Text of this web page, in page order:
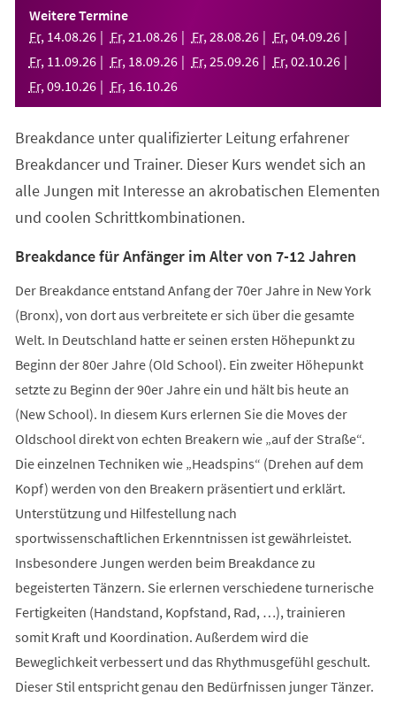
einem
neuen
Tab)
Weitere Termine
Fr, 14.08.26 Fr, 21 .08.26 Fr, 28.08.26 Fr, 04.09.26
Fr, 11 .09.26 Fr, 18.09.26 Fr, 25.09.26 Fr, 02.10.26
Fr, 09.10.26 Fr, 16.10.26
Breakdance unter qualifizierter Leitung erfahrener
Breakdancer und Trainer. Dieser Kurs wendet sich an
alle Jungen mit Interesse an akrobatischen Elementen
und coolen Schrittkombinationen.
Breakdance für Anfänger im Alter von 7-12 Jahren
Der Breakdance entstand Anfang der 70er Jahre in New York
(Bronx), von dort aus verbreitete er sich über die gesamte
Welt. In Deutschland hatte er seinen ersten Höhepunkt zu
Beginn der 80er Jahre (Old School). Ein zweiter Höhepunkt
setzte zu Beginn der 90er Jahre ein und hält bis heute an
(New School). In diesem Kurs erlernen Sie die Moves der
Oldschool direkt von echten Breakern wie „auf der Straße“.
Die einzelnen Techniken wie „Headspins“ (Drehen auf dem
Kopf) werden von den Breakern präsentiert und erklärt.
Unterstützung und Hilfestellung nach
sportwissenschaftlichen Erkenntnissen ist gewährleistet.
Insbesondere Jungen werden beim Breakdance zu
begeisterten Tänzern. Sie erlernen verschiedene turnerische
Fertigkeiten (Handstand, Kopfstand, Rad, …), trainieren
somit Kraft und Koordination. Außerdem wird die
Beweglichkeit verbessert und das Rhythmusgefühl geschult.
Dieser Stil entspricht genau den Bedürfnissen junger Tänzer.